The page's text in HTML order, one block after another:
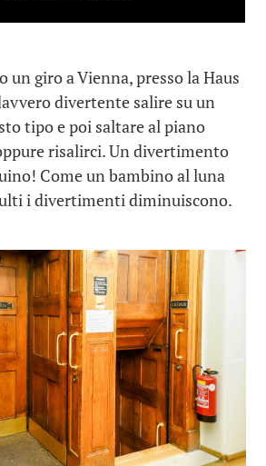
un giro a Vienna, presso la Haus
divertente salire su un
tipo e poi saltare al piano
risalirci. Un divertimento
Come un bambino al luna
i divertimenti diminuiscono.